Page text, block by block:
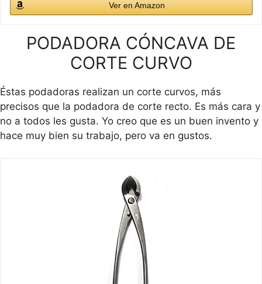
Ver en Amazon
PODADORA CÓNCAVA DE
CORTE CURVO
Éstas podadoras realizan un corte curvos, más
precisos que la podadora de corte recto. Es más cara y
no a todos les gusta. Yo creo que es un buen invento y
hace muy bien su trabajo, pero va en gustos.